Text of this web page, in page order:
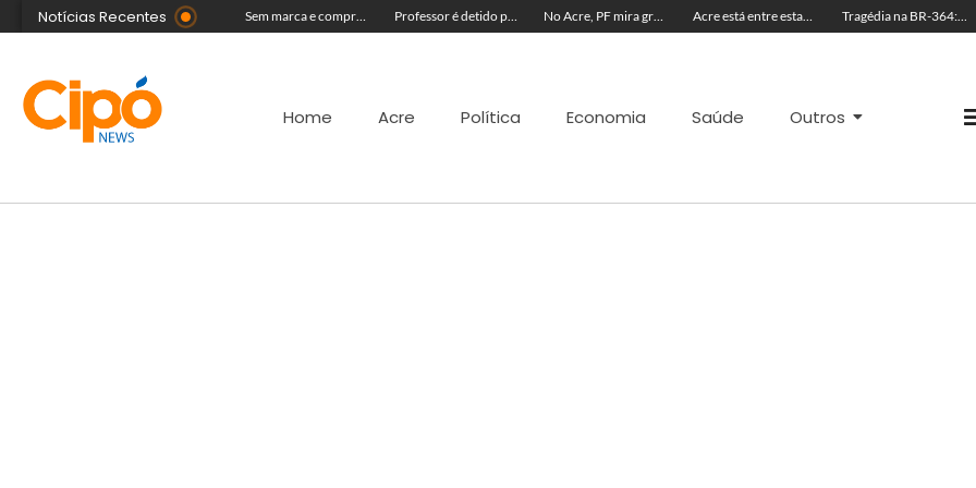
Notícias Recentes
Condomínio Topázio é condenado a pagar R$ 4 mil a família de criança ferida em quadra esportiva Sem marca e comprado na internet: ‘forninho maldito’ tira a vida de menina de 3 anos Professor é detido pela polícia suspeito de envolvimento com menores durante aulas particulares No Acre, PF mira grupo suspeito de fraudar carteiras de pescador para obter Seguro-Defeso Acre está entre estados com interesse por canetas emagrecedoras ilegais Tragédia na BR-364: colisão entre Fiat Uno e carreta mata cinco pessoas
Home Acre Política Economia Saúde Outros